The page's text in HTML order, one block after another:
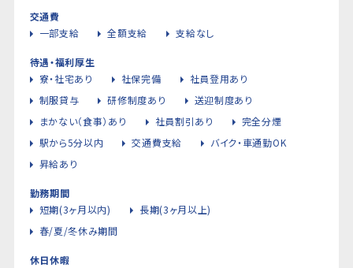
交通費
一部支給
全額支給 支給なし
待遇・福利厚生
寮・社宅あり
社保完備
社員登用あり
制服貸与
研修制度あり
送迎制度あり
まかない（食事）あり
社員割引あり
完全分煙
駅から5分以内
交通費支給
バイク・車通勤OK
昇給あり
勤務期間
短期(3ヶ月以内)
長期(3ヶ月以上)
春/夏/冬休み期間
休日休暇